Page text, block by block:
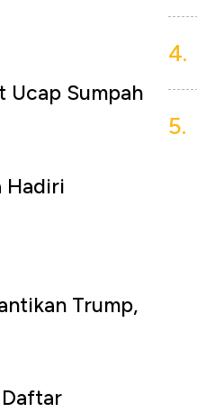
Ucap Sumpah
Hadiri
Trump,
4.
5.